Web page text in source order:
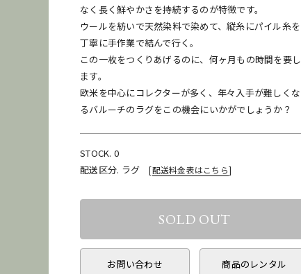
なく長く鮮やかさを持続するのが特徴です。
ウールを紡いで天然染料で染めて、縦糸にパイル糸を
丁寧に手作業で結んで行く。
この一枚をつくりあげるのに、何ヶ月もの時間を要し
ます。
欧米を中心にコレクターが多く、年々入手が難しくな
るバルーチのラグをこの機会にいかがでしょうか？
STOCK. 0
配送区分. ラグ[配送料金表はこちら]
お問い合わせ 商品のレンタル
お問い合わせ 商品のレンタル
●納期に関して
在庫保管状況により、商品の移動などですぐに発送できな
い場合がございます。納期をお急ぎのお客様はご購入前に
お問い合わせください。
発送 梱包 再利用